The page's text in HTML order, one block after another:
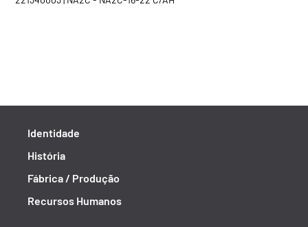
Identidade
História
Fábrica / Produção
Recursos Humanos